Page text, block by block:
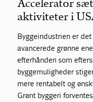
Accelerator
aktiviteter i
Byggeindustrien er
avancerede grønne
efterhånden som
byggemuligheder
mere rentabelt og
Grønt byggeri